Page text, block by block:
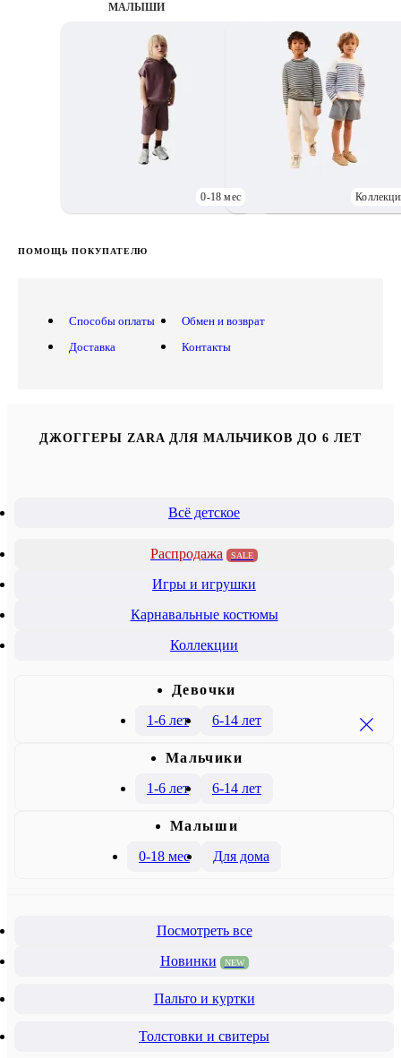
МАЛЫШИ
0-18 мес
ПОМОЩЬ ПОКУПАТЕЛЮ
Способы оплаты
Доставка
Обмен и возврат
Контакты
ДЖОГГЕРЫ ZARA ДЛЯ МАЛЬЧИКОВ ДО 6 ЛЕТ
Всё детское
Распродажа SALE
Игры и игрушки
Карнавальные костюмы
Коллекции
Девочки
1-6 лет
6-14 лет
Mальчики
1-6 лет
6-14 лет
Малыши
0-18 мес
Для дома
Посмотреть все
Новинки
NEW
Пальто и куртки
Толстовки и свитеры